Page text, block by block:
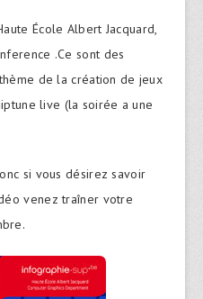
École Albert Jacquard,
.Ce sont des
de la création de jeux
live (la soirée a une
si vous désirez savoir
venez traîner votre